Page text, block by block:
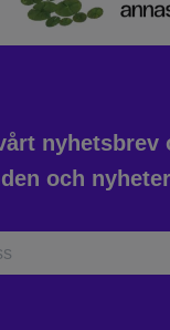
nyhetsbrev
och